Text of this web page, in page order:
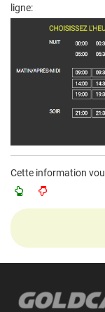
ligne:
Cette information